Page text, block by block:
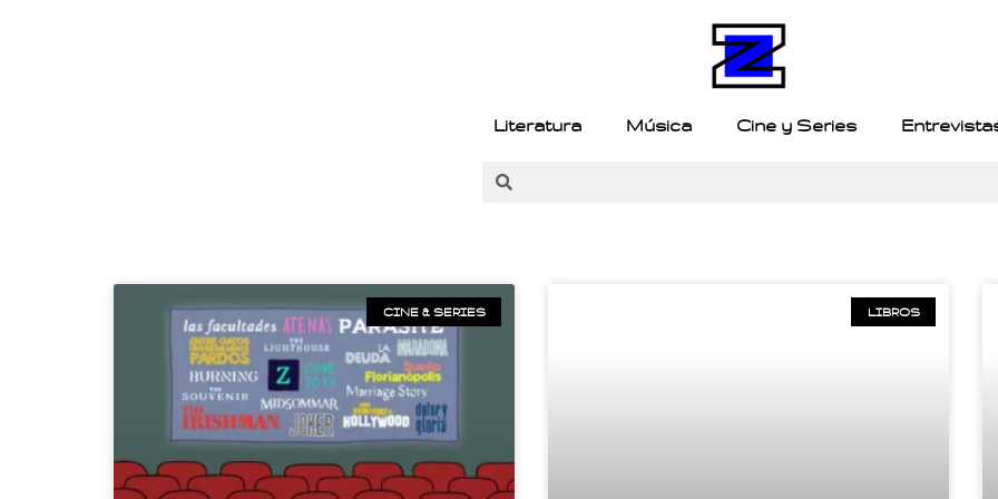
Literatura Música Cine y Series
CINE & SERIES LIBROS